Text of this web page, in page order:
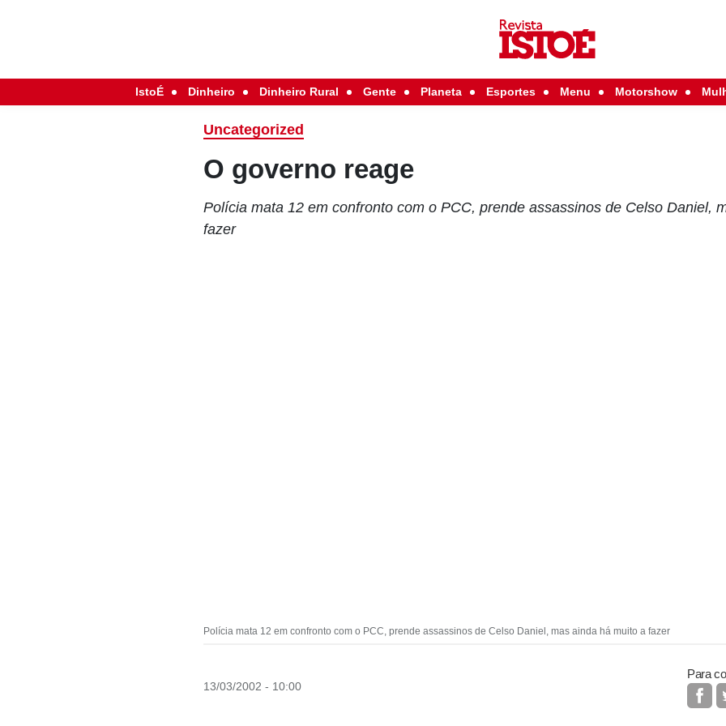
IstoÉ Dinheiro Dinheiro Rural Gente Planeta Esportes Menu Motorshow
Uncategorized
O governo reage
Polícia mata 12 em confronto com o PCC, prende assassinos de Celso Daniel,
fazer
Polícia mata 12 em confronto com o PCC, prende assassinos de Celso Daniel, mas ainda há muito a fazer
13/03/2002 - 10:00
Para